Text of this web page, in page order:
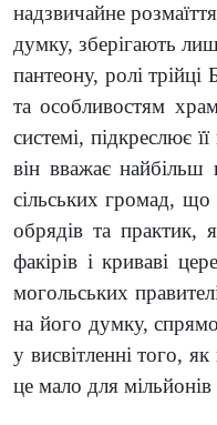
надзвичайне
думку, зберігають
пантеону, ролі
та особливостям
системі, підкреслює
він вважає найбільш
сільських громад, що
обрядів та практик,
факірів і криваві
могольських
на його думку,
у висвітленні того,
це мало для мільйонів